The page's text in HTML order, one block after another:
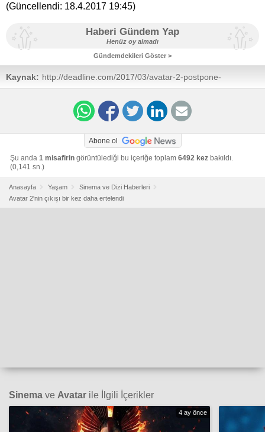
(Güncellendi: 18.4.2017 19:45)
Haberi Gündem Yap
Henüz oy almadı
Gündemdekileri Göster >
Kaynak: http://deadline.com/2017/03/avatar-2-postpone-
christmas-2018-director-james-cameron-1202040945/
Abone ol
Şu anda 1 misafirin görüntülediği bu içeriğe toplam 6492 kez bakıldı.
(0,141 sn.)
Anasayfa Yaşam
Sinema ve Dizi Haberleri
Avatar 2'nin çıkışı bir kez daha ertelendi
Sinema ve Avatar ile İlgili İçerikler
4 ay önce